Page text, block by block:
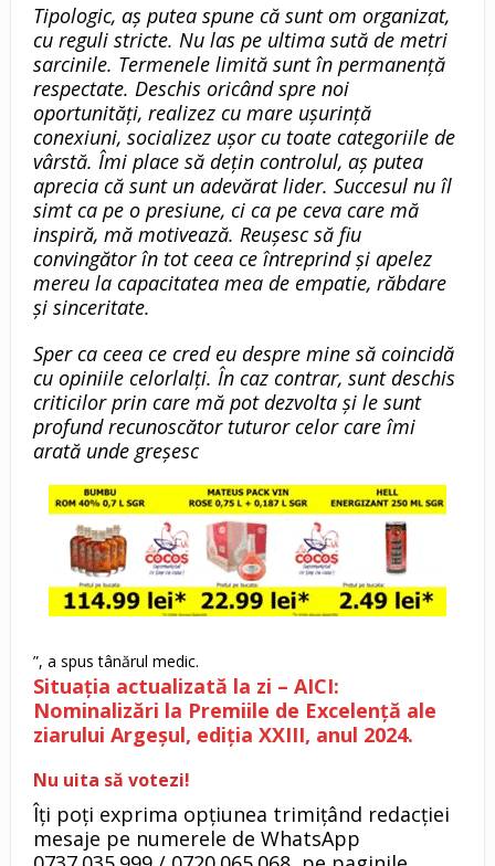
Tipologic, aș putea spune că sunt om organizat,
cu reguli stricte. Nu las pe ultima sută de metri
sarcinile. Termenele limită sunt în permanență
respectate. Deschis oricând spre noi
oportunități, realizez cu mare ușurință
conexiuni, socializez ușor cu toate categoriile de
vârstă. Îmi place să dețin controlul, aș putea
aprecia că sunt un adevărat lider. Succesul nu îl
simt ca pe o presiune, ci ca pe ceva care mă
inspiră, mă motivează. Reușesc să fiu
convingător în tot ceea ce întreprind și apelez
mereu la capacitatea mea de empatie, răbdare
și sinceritate.
Sper ca ceea ce cred eu despre mine să coincidă
cu opiniile celorlalți. În caz contrar, sunt deschis
criticilor prin care mă pot dezvolta și le sunt
profund recunoscător tuturor celor care îmi
arată unde greșesc
”, a spus tânărul medic.
Situația actualizată la zi – AICI:
Nominalizări la Premiile de Excelență ale
ziarului Argeșul, ediția XXIII, anul 2024.
Nu uita să votezi!
Îți poți exprima opțiunea trimițând redacției
mesaje pe numerele de WhatsApp